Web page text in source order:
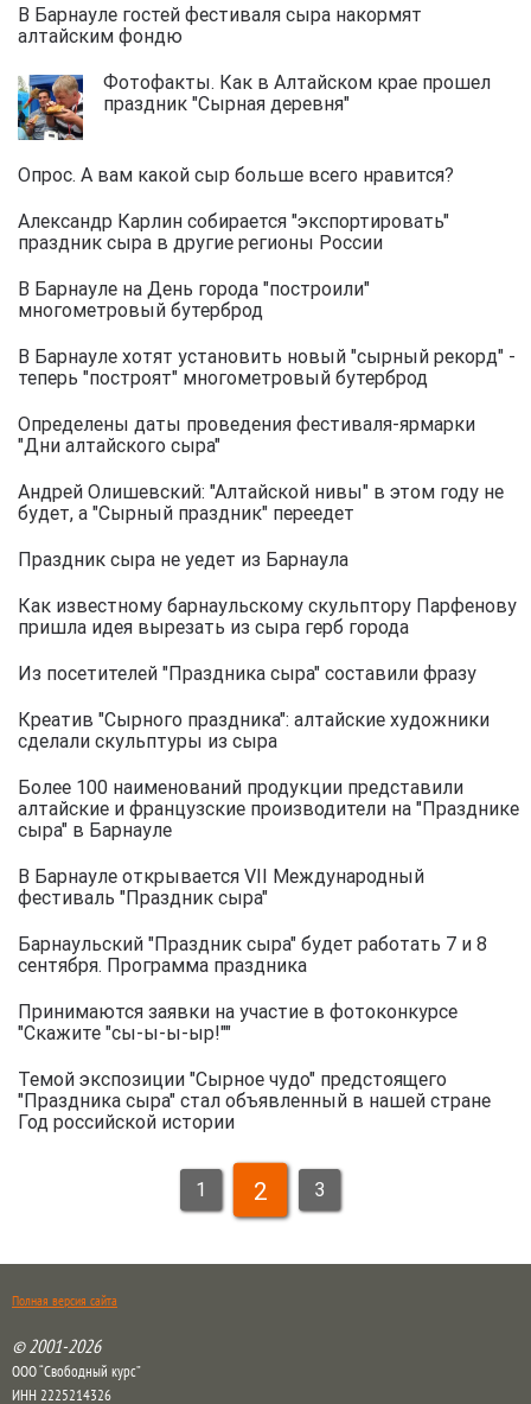
В Барнауле гостей фестиваля сыра накормят
алтайским фондю
Фотофакты. Как в Алтайском крае прошел
праздник "Сырная деревня"
Опрос. А вам какой сыр больше всего нравится?
Александр Карлин собирается "экспортировать"
праздник сыра в другие регионы России
В Барнауле на День города "построили"
многометровый бутерброд
В Барнауле хотят установить новый "сырный рекорд" -
теперь "построят" многометровый бутерброд
Определены даты проведения фестиваля-ярмарки
"Дни алтайского сыра"
Андрей Олишевский: "Алтайской нивы" в этом году не
будет, а "Сырный праздник" переедет
Праздник сыра не уедет из Барнаула
Как известному барнаульскому скульптору Парфенову
пришла идея вырезать из сыра герб города
Из посетителей "Праздника сыра" составили фразу
Креатив "Сырного праздника": алтайские художники
сделали скульптуры из сыра
Более 100 наименований продукции представили
алтайские и французские производители на "Празднике
сыра" в Барнауле
В Барнауле открывается VII Международный
фестиваль "Праздник cыра"
Барнаульский "Праздник сыра" будет работать 7 и 8
сентября. Программа праздника
Принимаются заявки на участие в фотоконкурсе
"Скажите "сы-ы-ы-ыр!""
Темой экспозиции "Сырное чудо" предстоящего
"Праздника сыра" стал объявленный в нашей стране
Год российской истории
1 2 3
Полная версия сайта
© 2001-2026
ООО “Свободный курс”
ИНН 2225214326